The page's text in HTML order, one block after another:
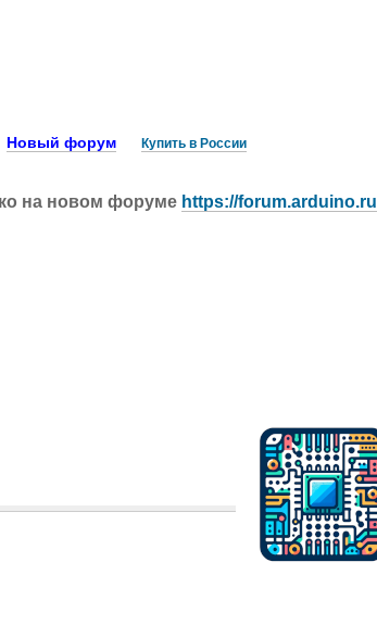
Новый форум Купить в России
на новом форуме https://forum.arduino.ru